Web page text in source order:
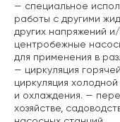
— специальное
работы с другими
других напряжений
центробежные
для применения в
— циркуляция
циркуляция
и охлаждения. —
хозяйстве,